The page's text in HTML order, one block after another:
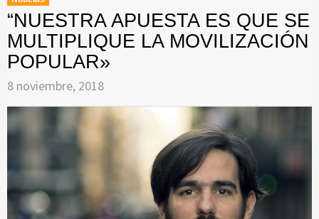
“NUESTRA APUESTA ES QUE SE
MULTIPLIQUE LA MOVILIZACIÓN
POPULAR»
8 noviembre, 2018